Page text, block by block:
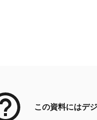
この資料にはデ